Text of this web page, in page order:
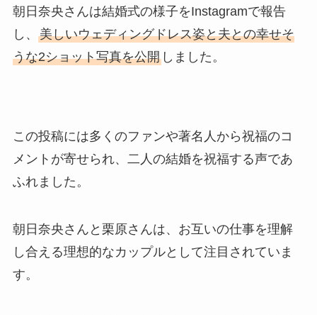
朝日奈央さんは結婚式の様子をInstagramで報告
し、 美しいウェディングドレス姿と夫との幸せそ
うな2ショット写真を公開しました。
この投稿には多くのファンや著名人から祝福のコ
メントが寄せられ、二人の結婚を祝福する声であ
ふれました。
朝日奈央さんと栗原さんは、お互いの仕事を理解
し合える理想的なカップルとして注目されていま
す。